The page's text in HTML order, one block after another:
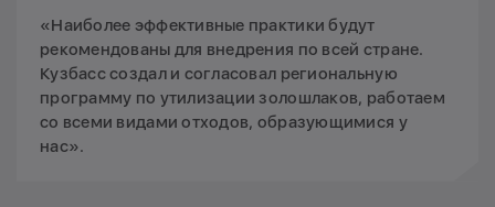
«Наиболее эффективные практики будут
рекомендованы для внедрения по всей стране.
Кузбасс создал и согласовал региональную
программу по утилизации золошлаков, работаем
со всеми видами отходов, образующимися у
нас».